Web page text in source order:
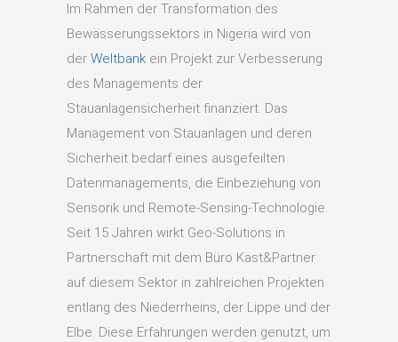
Im Rahmen der Transformation des
Bewässerungssektors in Nigeria wird von
der Weltbank ein Projekt zur Verbesserung
des Managements der
Stauanlagensicherheit finanziert. Das
Management von Stauanlagen und deren
Sicherheit bedarf eines ausgefeilten
Datenmanagements, die Einbeziehung von
Sensorik und Remote-Sensing-Technologie.
Seit 15 Jahren wirkt Geo-Solutions in
Partnerschaft mit dem Büro Kast&Partner
auf diesem Sektor in zahlreichen Projekten
entlang des Niederrheins, der Lippe und der
Elbe. Diese Erfahrungen werden genutzt, um